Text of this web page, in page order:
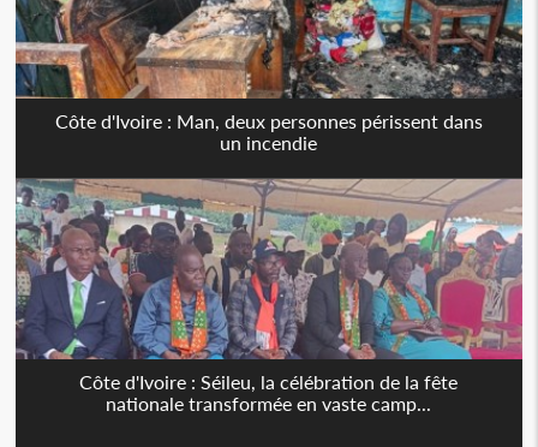
Côte d'Ivoire : Man, deux personnes périssent dans
un incendie
Côte d'Ivoire : Séileu, la célébration de la fête
nationale transformée en vaste camp...